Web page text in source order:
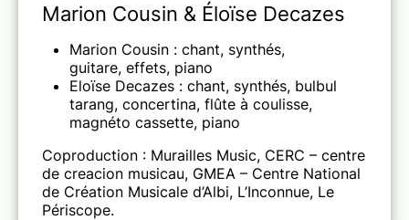
Marion Cousin & Éloïse Decazes
Marion Cousin : chant, synthés,
guitare, effets, piano
Eloïse Decazes : chant, synthés, bulbul
tarang, concertina, flûte à coulisse,
magnéto cassette, piano
Coproduction : Murailles Music, CERC – centre
de creacion musicau, GMEA – Centre National
de Création Musicale d’Albi, L’Inconnue, Le
Périscope.